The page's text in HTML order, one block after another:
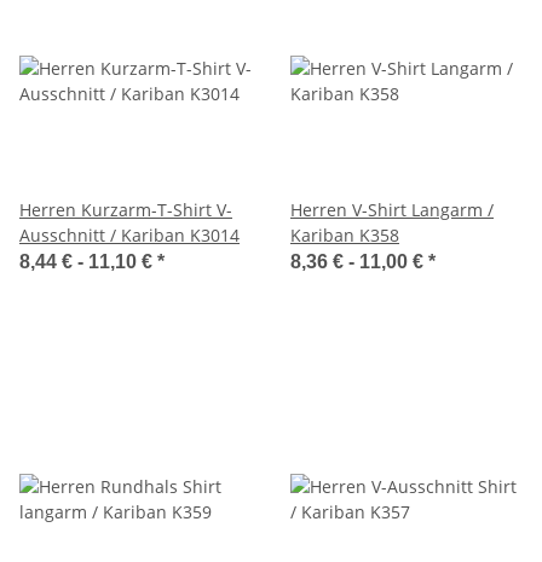
Herren Kurzarm-T-Shirt V-
Ausschnitt / Kariban K3014
8,44 € - 11,10 € *
Herren V-Shirt Langarm /
Kariban K358
8,36 € - 11,00 € *